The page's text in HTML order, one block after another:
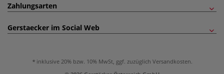
Zahlungsarten
Gerstaecker im Social Web
inklusive 20% bzw. 10% MwSt, ggf. zuzüglich Versandkosten.